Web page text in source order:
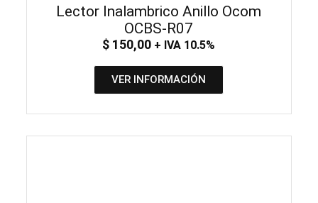
Lector Inalambrico Anillo Ocom
OCBS-R07
$ 150,00 + IVA 10.5%
VER INFORMACIÓN